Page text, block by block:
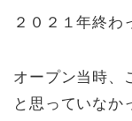
２０２１年終わ
オープン当時、
と思っていなか